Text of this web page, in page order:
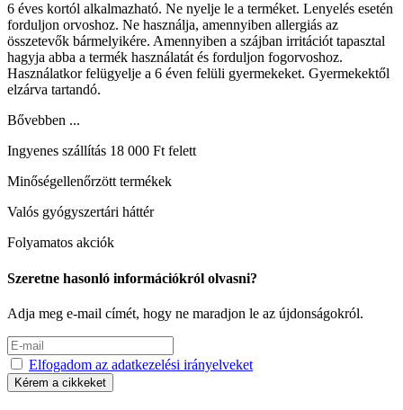
6 éves kortól alkalmazható. Ne nyelje le a terméket. Lenyelés esetén
forduljon orvoshoz. Ne használja, amennyiben allergiás az
összetevők bármelyikére. Amennyiben a szájban irritációt tapasztal
hagyja abba a termék használatát és forduljon fogorvoshoz.
Használatkor felügyelje a 6 éven felüli gyermekeket. Gyermekektől
elzárva tartandó.
Bővebben ...
Ingyenes szállítás 18 000 Ft felett
Minőségellenőrzött termékek
Valós gyógyszertári háttér
Folyamatos akciók
Szeretne hasonló információkról olvasni?
Adja meg e-mail címét, hogy ne maradjon le az újdonságokról.
Elfogadom az adatkezelési irányelveket
Kérem a cikkeket